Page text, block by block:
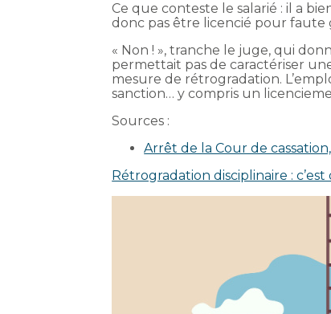
Ce que conteste le salarié : il a
donc pas être licencié pour faute
« Non ! », tranche le juge, qui
permettait pas de caractériser
mesure de rétrogradation.
sanction… y compris un
Sources :
Arrêt de la Cour de
Rétrogradation disciplinaire :